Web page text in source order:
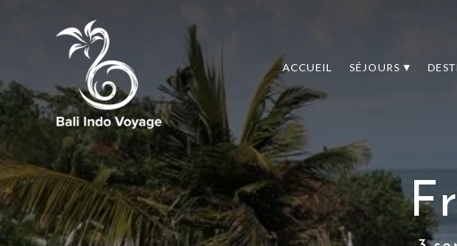
ACCUEIL SÉJOURS